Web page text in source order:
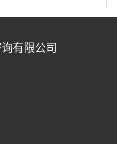
有限公司